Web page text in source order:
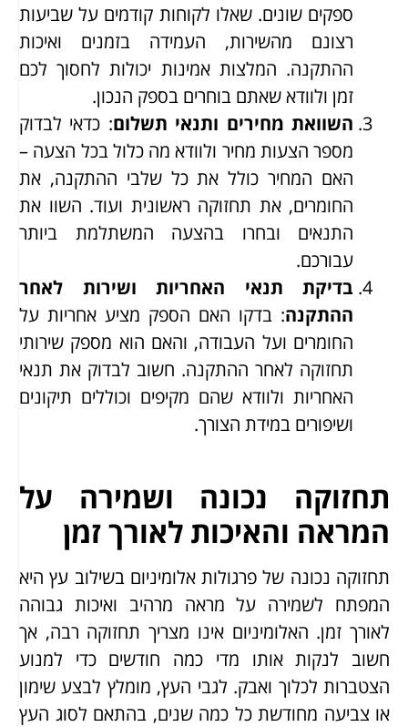
ספקים שונים. שאלו לקוחות קודמים על שביעות
רצונם מהשירות, העמידה בזמנים ואיכות
ההתקנה. המלצות אמינות יכולות לחסוך לכם
זמן ולוודא שאתם בוחרים בספק הנכון.
השוואת מחירים ותנאי תשלום: כדאי לבדוק
מספר הצעות מחיר ולוודא מה כלול בכל הצעה –
האם המחיר כולל את כל שלבי ההתקנה, את
החומרים, את תחזוקה ראשונית ועוד. השוו את
התנאים ובחרו בהצעה המשתלמת ביותר
עבורכם.
בדיקת תנאי האחריות ושירות לאחר
ההתקנה: בדקו האם הספק מציע אחריות על
החומרים ועל העבודה, והאם הוא מספק שירותי
תחזוקה לאחר ההתקנה. חשוב לבדוק את תנאי
האחריות ולוודא שהם מקיפים וכוללים תיקונים
ושיפורים במידת הצורך.
תחזוקה נכונה ושמירה על
המראה והאיכות לאורך זמן
תחזוקה נכונה של פרגולות אלומיניום בשילוב עץ היא
המפתח לשמירה על מראה מרהיב ואיכות גבוהה
לאורך זמן. האלומיניום אינו מצריך תחזוקה רבה, אך
חשוב לנקות אותו מדי כמה חודשים כדי למנוע
הצטברות לכלוך ואבק. לגבי העץ, מומלץ לבצע שימון
או צביעה מחודשת כל כמה שנים, בהתאם לסוג העץ